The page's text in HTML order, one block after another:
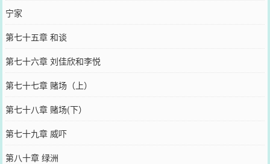
宁家
第七十五章 和谈
第七十六章 刘佳欣和李悦
第七十七章 赌场（上）
第七十八章 赌场(下）
第七十九章 威吓
第八十章 绿洲